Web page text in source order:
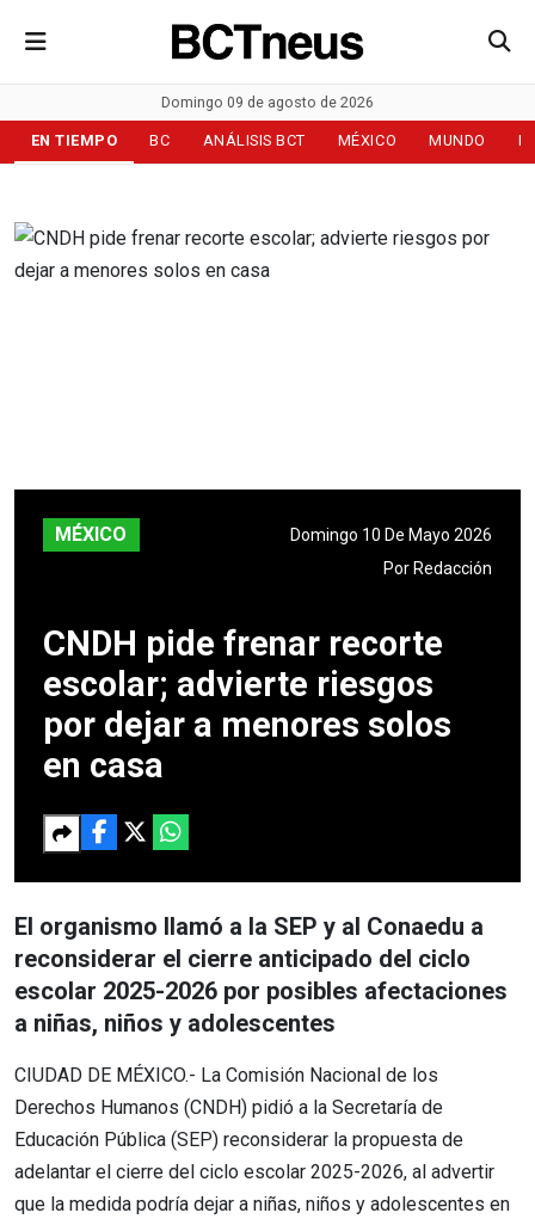
Domingo 09 de agosto de 2026
EN TIEMPO BC ANÁLISIS BCT MÉXICO MUNDO
MÉXICO
Domingo 10 De Mayo 2026
Por Redacción
CNDH pide frenar recorte
escolar; advierte riesgos
por dejar a menores solos
en casa
El organismo llamó a la SEP y al Conaedu a
reconsiderar el cierre anticipado del ciclo
escolar 2025-2026 por posibles afectaciones
a niñas, niños y adolescentes
CIUDAD DE MÉXICO.- La Comisión Nacional de los
Derechos Humanos (CNDH) pidió a la Secretaría de
Educación Pública (SEP) reconsiderar la propuesta de
adelantar el cierre del ciclo escolar 2025-2026, al advertir
que la medida podría dejar a niñas, niños y adolescentes en